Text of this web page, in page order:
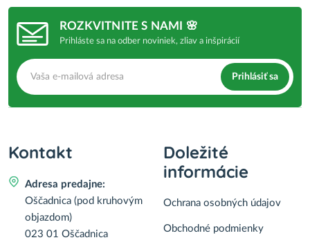
ROZKVITNITE S NAMI 🌸
Prihláste sa na odber noviniek, zliav a inšpirácií
Prihlásiť sa
Kontakt
Adresa predajne:
Oščadnica (pod kruhovým
objazdom)
023 01 Oščadnica
Doležité
informácie
Ochrana osobných údajov
Obchodné podmienky